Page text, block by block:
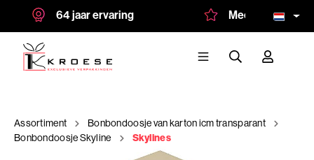
64 jaar ervaring Meer dan 1.500
Assortiment
Bonbondoosje van karton icm transparant
Bonbondoosje Skyline
Skylines